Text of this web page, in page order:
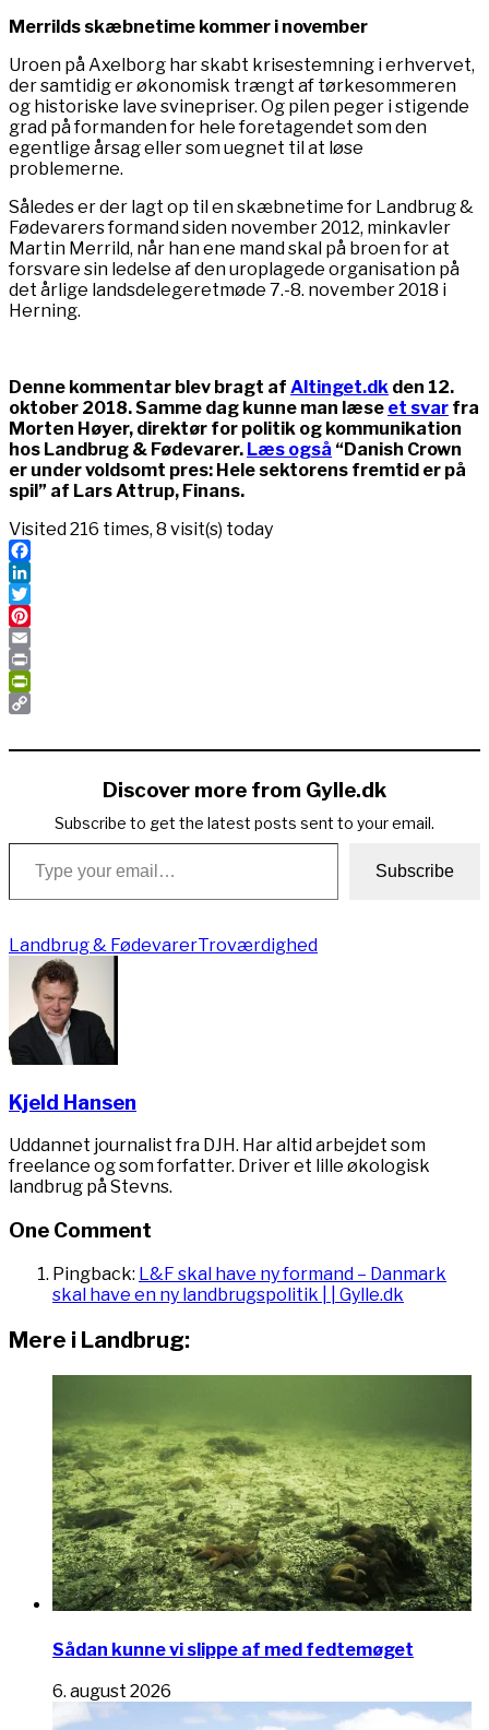
Merrilds skæbnetime kommer i november
Uroen på Axelborg har skabt krisestemning i erhvervet,
der samtidig er økonomisk trængt af tørkesommeren
og historiske lave svinepriser. Og pilen peger i stigende
grad på formanden for hele foretagendet som den
egentlige årsag eller som uegnet til at løse
problemerne.
Således er der lagt op til en skæbnetime for Landbrug &
Fødevarers formand siden november 2012, minkavler
Martin Merrild, når han ene mand skal på broen for at
forsvare sin ledelse af den uroplagede organisation på
det årlige landsdelegeretmøde 7.-8. november 2018 i
Herning.
Denne kommentar blev bragt af Altinget.dk den 12.
oktober 2018. Samme dag kunne man læse et svar fra
Morten Høyer, direktør for politik og kommunikation
hos Landbrug & Fødevarer. Læs også “Danish Crown
er under voldsomt pres: Hele sektorens fremtid er på
spil” af Lars Attrup, Finans.
Visited 216 times, 8 visit(s) today
Facebook
LinkedIn
Twitter
Pinterest
Email
Print
PrintFriendly
Link
Discover more from Gylle.dk
Subscribe to get the latest posts sent to your email.
Type your email…
Subscribe
Landbrug & FødevarerTroværdighed
Kjeld Hansen
Uddannet journalist fra DJH. Har altid arbejdet som
freelance og som forfatter. Driver et lille økologisk
landbrug på Stevns.
One Comment
Pingback: L&F skal have ny formand – Danmark
skal have en ny landbrugspolitik | | Gylle.dk
Mere i Landbrug:
Sådan kunne vi slippe af med fedtemøget
6. august 2026